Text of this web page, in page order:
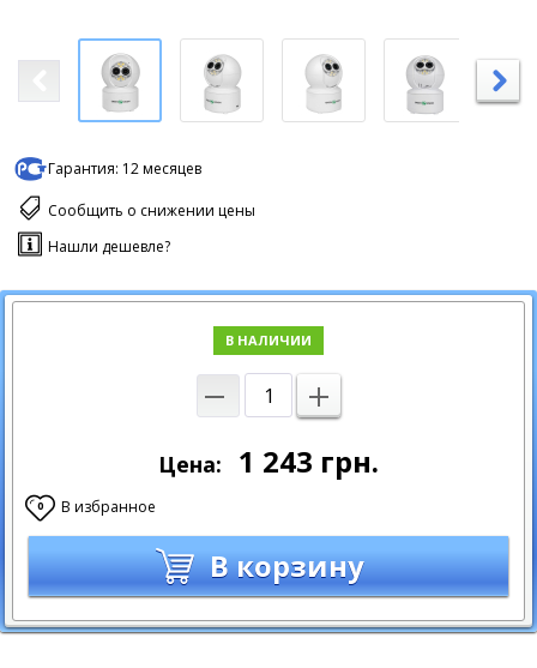
Гарантия: 12 месяцев
Сообщить о снижении цены
Нашли дешевле?
В НАЛИЧИИ
Цена: 1 243 грн.
0 В избранное
В корзину